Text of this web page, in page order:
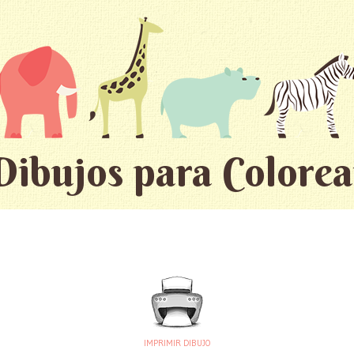
para
IMPRIMIR DIBUJO